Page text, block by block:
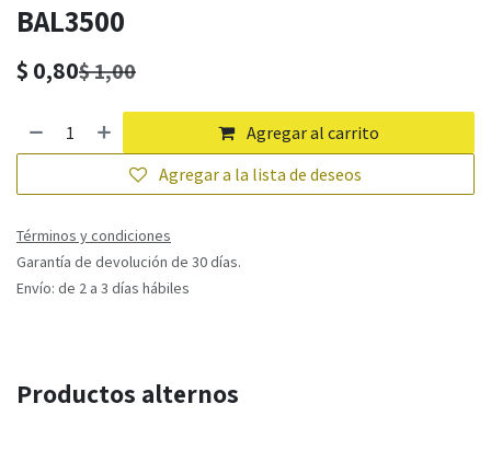
BAL3500
$ 0,80$1,00
Agregar al carrito
Agregar a la lista de deseos
Términos y condiciones
Garantía de devolución de 30 días.
Envío: de 2 a 3 días hábiles
Productos alternos